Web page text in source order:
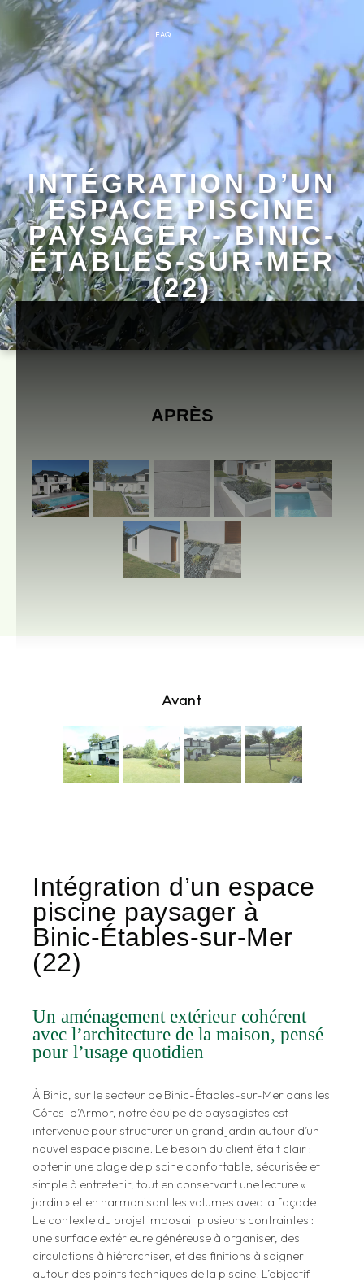
FAQ
INTÉGRATION D’UN
ESPACE PISCINE
PAYSAGER - BINIC-
ÉTABLES-SUR-MER
(22)
APRÈS
Avant
Intégration d’un espace
piscine paysager à
Binic-Étables-sur-Mer
(22)
Un aménagement extérieur cohérent
avec l’architecture de la maison, pensé
pour l’usage quotidien
À Binic, sur le secteur de Binic-Étables-sur-Mer dans les
Côtes-d’Armor, notre équipe de paysagistes est
intervenue pour structurer un grand jardin autour d’un
nouvel espace piscine. Le besoin du client était clair :
obtenir une plage de piscine confortable, sécurisée et
simple à entretenir, tout en conservant une lecture «
jardin » et en harmonisant les volumes avec la façade.
Le contexte du projet imposait plusieurs contraintes :
une surface extérieure généreuse à organiser, des
circulations à hiérarchiser, et des finitions à soigner
autour des points techniques de la piscine. L’objectif